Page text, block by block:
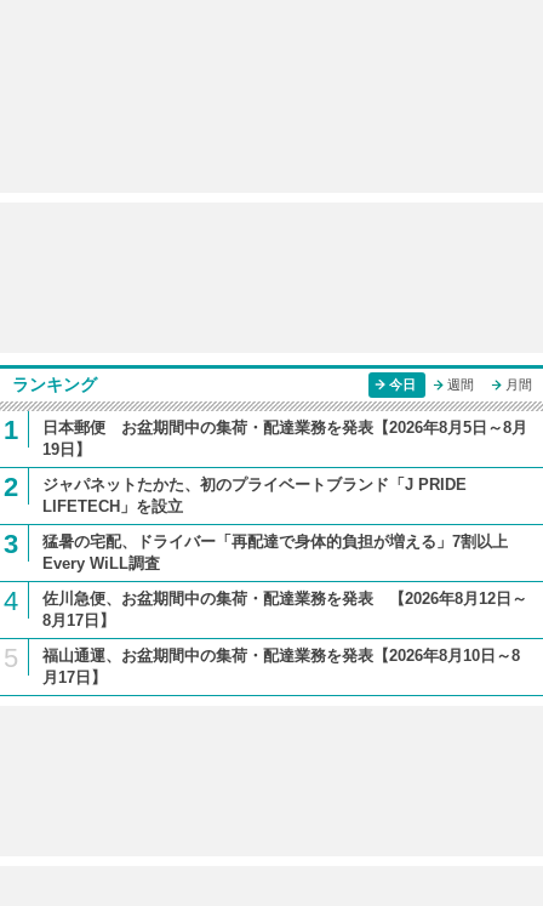
ランキング 今日 週間 月間
1
日本郵便 お盆期間中の集荷・配達業務を発表【2026年8月5日～8月
19日】
2
ジャパネットたかた、初のプライベートブランド「J PRIDE
LIFETECH」を設立
3
猛暑の宅配、ドライバー「再配達で身体的負担が増える」7割以上
Every WiLL調査
4
佐川急便、お盆期間中の集荷・配達業務を発表 【2026年8月12日～
8月17日】
5
福山通運、お盆期間中の集荷・配達業務を発表【2026年8月10日～8
月17日】